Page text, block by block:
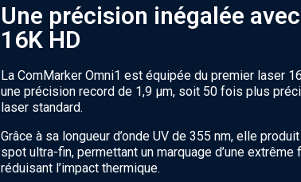
Une précision inégalée
16K HD
La ComMarker Omni1 est équipée du premier laser
une précision record de 1,9 µm, soit 50 fois plus
laser standard.
Grâce à sa longueur d’onde UV de 355 nm, elle
spot ultra-fin, permettant un marquage d’une extrême
réduisant l’impact thermique.